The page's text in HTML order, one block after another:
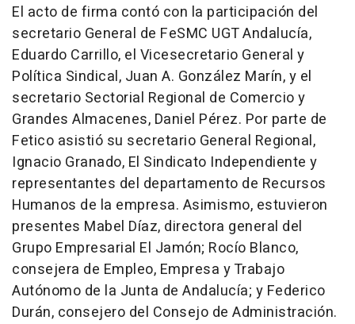
El acto de firma contó con la participación del
secretario General de FeSMC UGT Andalucía,
Eduardo Carrillo, el Vicesecretario General y
Política Sindical, Juan A. González Marín, y el
secretario Sectorial Regional de Comercio y
Grandes Almacenes, Daniel Pérez. Por parte de
Fetico asistió su secretario General Regional,
Ignacio Granado, El Sindicato Independiente y
representantes del departamento de Recursos
Humanos de la empresa. Asimismo, estuvieron
presentes Mabel Díaz, directora general del
Grupo Empresarial El Jamón; Rocío Blanco,
consejera de Empleo, Empresa y Trabajo
Autónomo de la Junta de Andalucía; y Federico
Durán, consejero del Consejo de Administración.